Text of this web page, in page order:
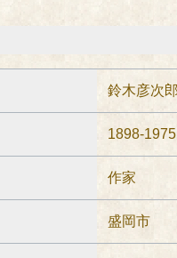
鈴木彦次郎
1898-1975
作家
盛岡市